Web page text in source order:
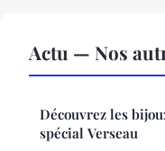
Actu — Nos
Découvrez les
spécial Verseau